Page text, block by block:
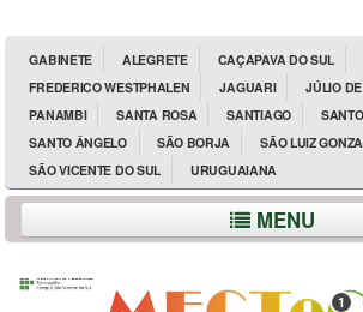
GABINETE ALEGRETE CAÇAPAVA DO SUL
FREDERICO WESTPHALEN
JAGUARI
JÚLIO
PANAMBI
SANTA ROSA SANTIAGO
SANTO ÂNGELO
SÃO BORJA
SÃO LUIZ
SÃO VICENTE DO SUL
URUGUAIANA
MENU
1